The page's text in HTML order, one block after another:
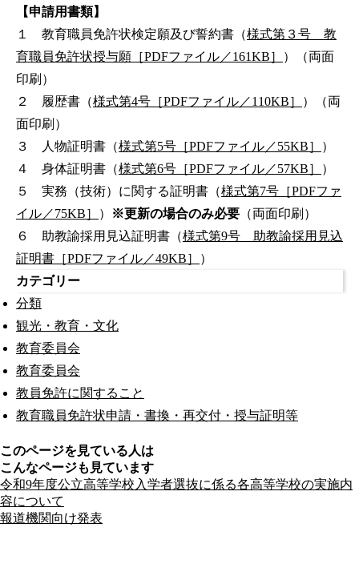
【申請用書類】
１ 教育職員免許状検定願及び誓約書（様式第３号 教
育職員免許状授与願［PDFファイル／161KB］
）（両面
印刷）
２ 履歴書（様式第4号［PDFファイル／110KB］
）（両
面印刷）
３ 人物証明書（様式第5号［PDFファイル／55KB］
）
４ 身体証明書（様式第6号［PDFファイル／57KB］
）
５ 実務（技術）に関する証明書（様式第7号［PDFファ
イル／75KB］
） ※更新の場合のみ必要 （両面印刷）
６ 助教諭採用見込証明書（様式第9号 助教諭採用見込
証明書［PDFファイル／49KB］
）
カテゴリー
分類
観光・教育・文化
教育委員会
教育委員会
教員免許に関すること
教育職員免許状申請・書換・再交付・授与証明等
このページを見ている人は
こんなページも見ています
令和9年度公立高等学校入学者選抜に係る各高等学校の実施内
容について
報道機関向け発表